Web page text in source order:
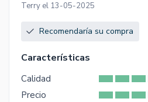
Terry el 13-05-2025
Recomendaría su compra
Características
Calidad
Precio